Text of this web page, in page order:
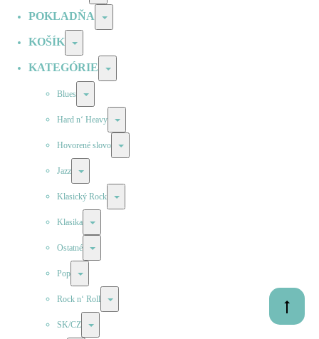
POKLADŇA Prepínač
KOŠÍK Prepínač
KATEGÓRIE Prepínač
Blues Prepínač
Hard n‘ Heavy Prepínač
Hovorené slovo Prepínač
Jazz Prepínač
Klasický Rock Prepínač
Klasika Prepínač
Ostatné Prepínač
Pop Prepínač
Rock n‘ Roll Prepínač
SK/CZ Prepínač